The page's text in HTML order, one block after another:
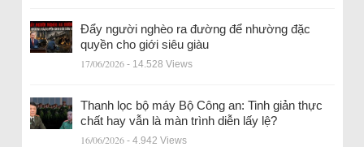
Đẩy người nghèo ra đường để nhường đặc
quyền cho giới siêu giàu
17/06/2026 - 14.528 Views
Thanh lọc bộ máy Bộ Công an: Tinh giản thực
chất hay vẫn là màn trình diễn lấy lệ?
16/06/2026 - 4.942 Views